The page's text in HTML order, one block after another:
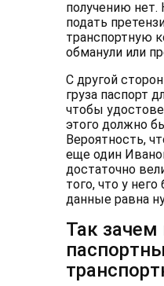
получению нет.
подать
транспортную
обманули или
С другой
груза паспорт
чтобы
этого должно
Вероятность,
еще один
достаточно
того, что у
данные равна
Так